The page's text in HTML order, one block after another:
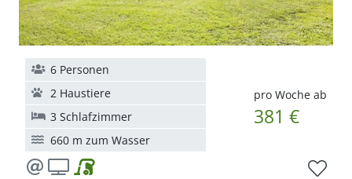
pro Woche ab
381 €
6 Personen
2 Haustiere
3 Schlafzimmer
660 m zum Wasser